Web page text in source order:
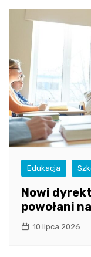
Edukacja
Nowi
powołani
10 lipca 2026